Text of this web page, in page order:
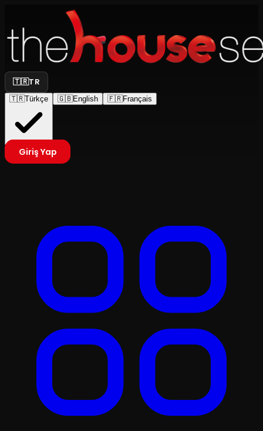
🇹🇷TR
🇹🇷Türkçe 🇬🇧English 🇫🇷Français
Giriş Yap